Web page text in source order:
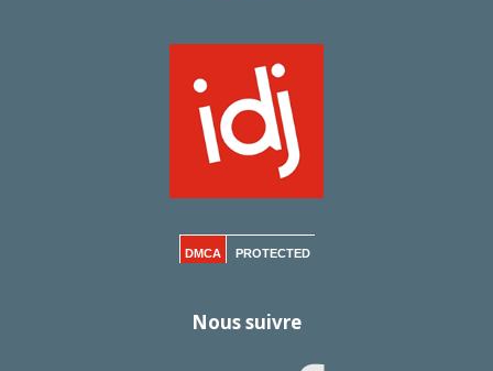
DMCA PROTECTED
Nous suivre